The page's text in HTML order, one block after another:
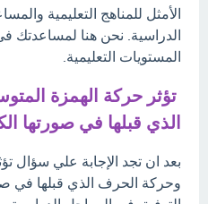
الأمثل للمناهج التعليمية
الدراسية. نحن هنا لمساعدتك
المستويات التعليمية.
تؤثر حركة الهمزة
الذي قبلها في صورتها
بعد ان تجد الإجابة علي سؤال
وحركة الحرف الذي قبلها في